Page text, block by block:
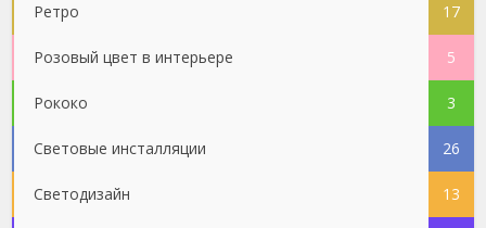
Ретро 17
Розовый цвет в интерьере 5
Рококо 3
Световые инсталляции 26
Светодизайн 13